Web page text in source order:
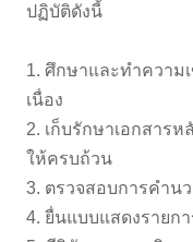
ปฏิบัติดังนี้
1. ศึกษาและทำความ
เนื่อง
2. เก็บรักษาเอกสาร
ให้ครบถ้วน
3. ตรวจสอบการคำน
4. ยื่นแบบแสดงรายก